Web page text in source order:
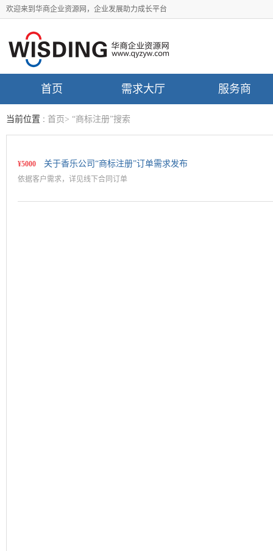
欢迎来到华商企业资源网，企业发展助力成长平台
首页 需求大厅 服务商
当前位置 : 首页 > “商标注册”搜索
¥5000 关于香乐公司“商标注册”订单需求发布
依据客户需求，详见线下合同订单